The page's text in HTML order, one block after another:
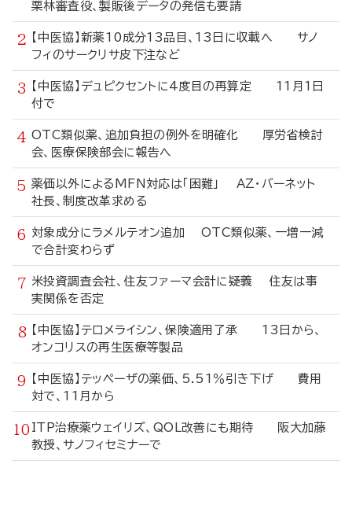
栗林審査役、製販後データの発信も要請
【中医協】新薬10成分13品目、13日に収載へ サノ
フィのサークリサ皮下注など
【中医協】デュピクセントに4度目の再算定 11月1日
付で
OTC類似薬、追加負担の例外を明確化 厚労省検討
会、医療保険部会に報告へ
薬価以外によるMFN対応は「困難」 AZ・バーネット
社長、制度改革求める
対象成分にラメルテオン追加 OTC類似薬、一増一減
で合計変わらず
米投資調査会社、住友ファーマ会計に疑義 住友は事
実関係を否定
【中医協】テロメライシン、保険適用了承 13日から、
オンコリスの再生医療等製品
【中医協】テッペーザの薬価、5.51％引き下げ 費用
対で、11月から
ITP治療薬ウェイリズ、QOL改善にも期待 阪大加藤
教授、サノフィセミナーで